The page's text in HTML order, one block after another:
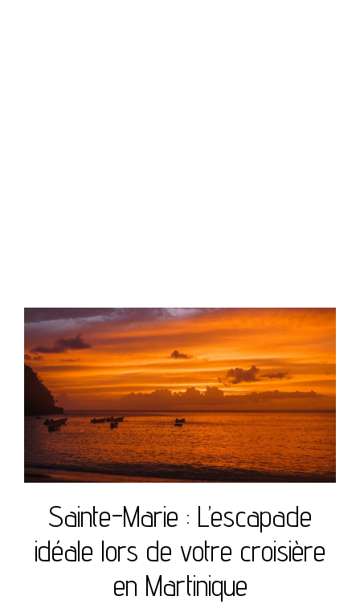
Sainte-Marie : L’escapade
idéale lors de votre croisière
en Martinique